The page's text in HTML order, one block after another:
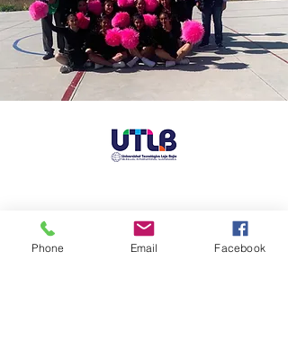
NAVEGACIÓN RÁPIDA
Acerca de
Phone Email Facebook